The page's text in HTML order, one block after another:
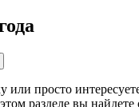
или просто
разделе вы